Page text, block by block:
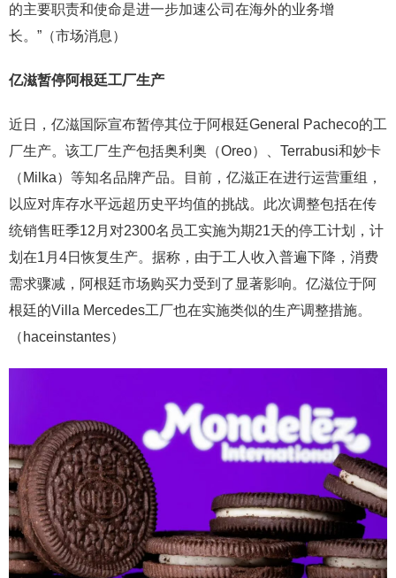
的主要职责和使命是进一步加速公司在海外的业务增
长。”（市场消息）
亿滋暂停阿根廷工厂生产
近日，亿滋国际宣布暂停其位于阿根廷General Pacheco的工
厂生产。该工厂生产包括奥利奥（Oreo）、Terrabusi和妙卡
（Milka）等知名品牌产品。目前，亿滋正在进行运营重组，
以应对库存水平远超历史平均值的挑战。此次调整包括在传
统销售旺季12月对2300名员工实施为期21天的停工计划，计
划在1月4日恢复生产。据称，由于工人收入普遍下降，消费
需求骤减，阿根廷市场购买力受到了显著影响。亿滋位于阿
根廷的Villa Mercedes工厂也在实施类似的生产调整措施。
（haceinstantes）